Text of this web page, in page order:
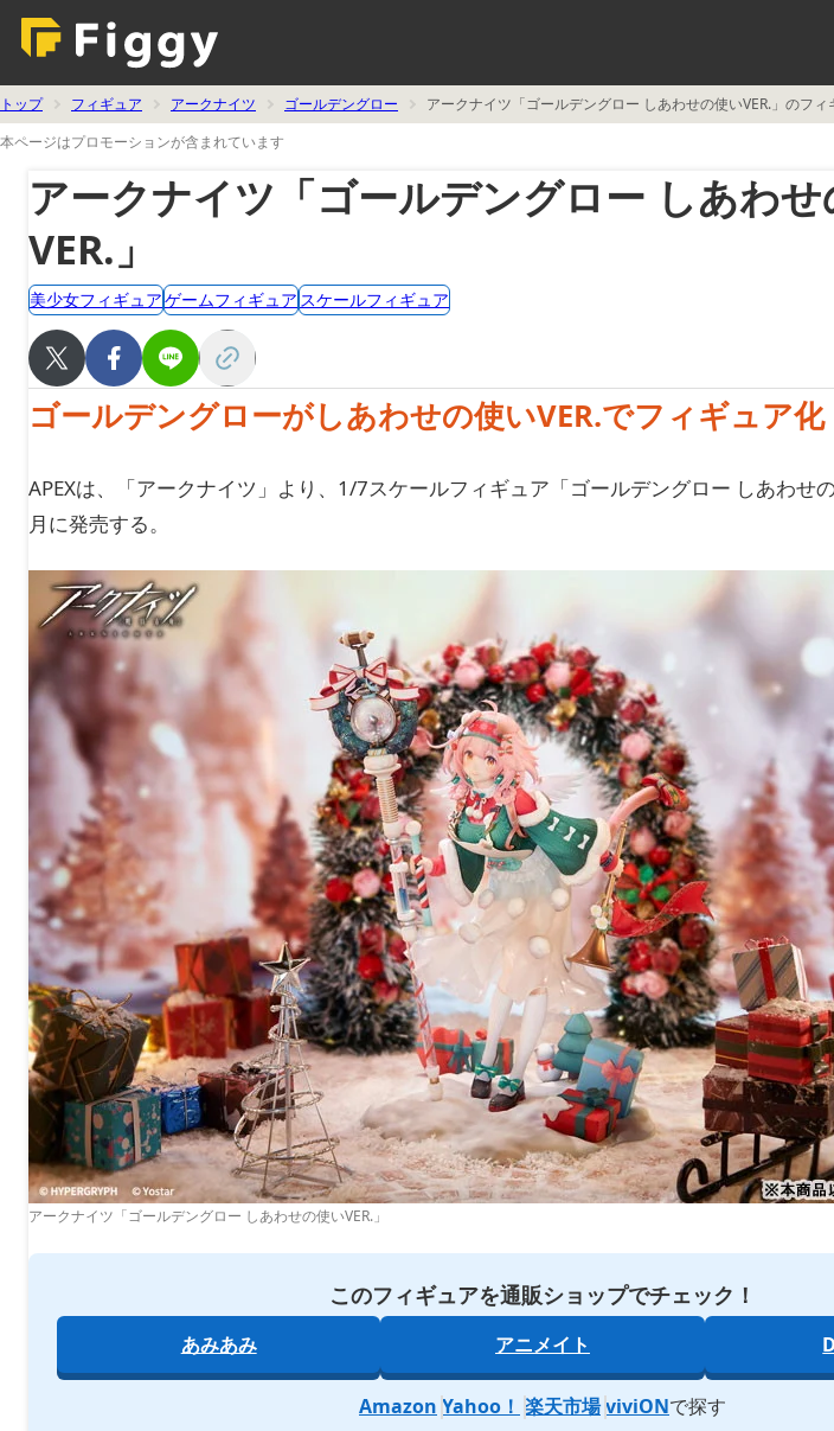
トップ フィギュア アークナイツ ゴールデングロー
アークナイツ「ゴールデングロー しあわせの使いVER.」のフィ
本ページはプロモーションが含まれています
アークナイツ「ゴールデングロー しあわ
VER.」
美少女フィギュアゲームフィギュア スケールフィギュア
ゴールデングローがしあわせの使いVER.でフィギュア化
APEXは、「アークナイツ」より、1/7スケールフィギュア「ゴールデングロー しあわせ
月に発売する。
アークナイツ「ゴールデングロー しあわせの使いVER.」
このフィギュアを通販ショップでチェック！
あみあみ アニメイト
Amazon Yahoo！ 楽天市場 viviONで探す